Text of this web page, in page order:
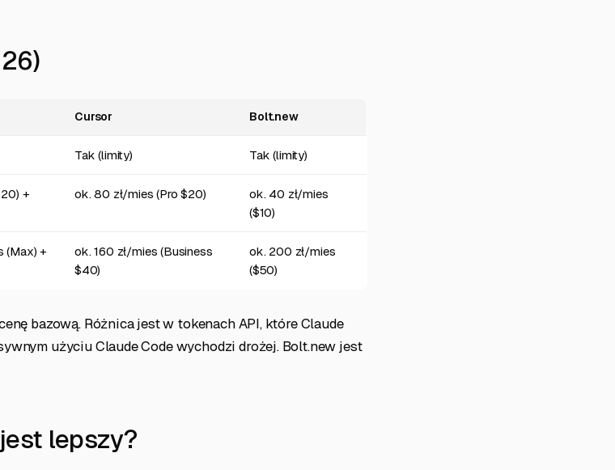
Cursor Bolt.new
Tak (limity) Tak (limity)
+
ok. 80 zł/mies (Pro $20)
ok. 40 zł/mies
($10)
(Max) +
ok. 160 zł/mies (Business
$40)
ok. 200 zł/mies
($50)
bazową. Różnica jest w tokenach API, które Claude
użyciu Claude Code wychodzi drożej. Bolt.new jest
lepszy?